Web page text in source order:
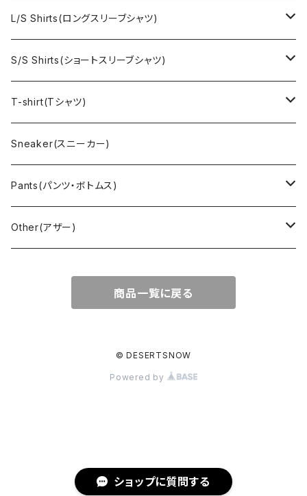
ショップに質問する
Ralph Laurne(ラルフローレン)
Denim jacket(デニムジャケット)
Vest(ベスト)
Outdoor(アウトドア)
Cover all(カバーオール)
Nylon Jacket(ナイロンジャケット)
Long Coat(ロングコート)
Leather Jacket(レザージャケット)
Reverse Weave(リバースウィーブ)
Sports sweat(スポーツ スウェット)
Character(キャラクター)
Lee （リー）
Russell（ラッセル）
Ralph Lauren(ラルフローレン)
Brand(ブランド)
LACOSTE(ラコステ)
Cardigan(カーディガン)
Vest(ベスト)
Military （ミリタリー）
L/S Shirts(ロングスリーブシャツ)
Ralph Lauren(ラルフローレン)
Brooks Brothers(ブルックスブラザーズ)
Military（ミリタリー）
Euro(ヨーロッパ)
Work（ワーク）
Outdoor(アウトドア)
Character（キャラクター）
PENDLETON（ペンドルトン）
S/S Shirts(ショートスリーブシャツ)
Ralph Lauren (ラルフローレン)
Hawaiian(ハワイアン)
Military (ミリタリー )
bowling（ボウリング）
T-shirt(Tシャツ)
Champion(チャンピオン)
Sport(スポーツ)
Harley Davidson(ハーレーダビッドソン)
SK-8(スケート)
Hard Rock CAFE(ハードロックカフェ)
Sneaker(スニーカー)
Pants(パンツ・ボトムス)
Carhartt,Dickies(カーハート、ディッキーズ)
US Military（ユーエスミリタリー）
EURO Military(ユーロミリタリー)
Slacks(スラックス）
Other(アザー)
商品一覧に戻る
© DESERTSNOW
Powered by